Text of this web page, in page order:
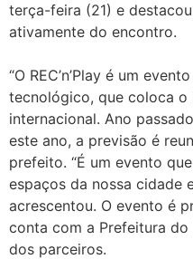
terça-feira (21) e
ativamente do encontro.
“O REC’n’Play é um
tecnológico, que coloca o
internacional. Ano
este ano, a previsão é
prefeito. “É um evento
espaços da nossa cidade
acrescentou. O evento é
conta com a Prefeitura do
dos parceiros.